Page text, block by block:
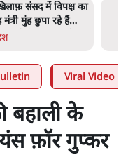
करोड़ रोज़ाना
सरकार ने विज्ञापनों पर
3.0 को भी पीछे
प्रदेश
Viral Video
बहाली के
फ़ॉर गुप्कर